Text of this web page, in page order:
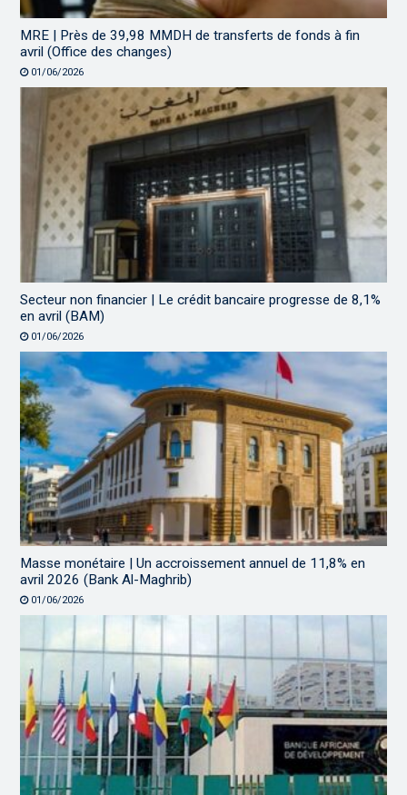
MRE | Près de 39,98 MMDH de transferts de fonds à fin
avril (Office des changes)
01/06/2026
Secteur non financier | Le crédit bancaire progresse de 8,1%
en avril (BAM)
01/06/2026
Masse monétaire | Un accroissement annuel de 11,8% en
avril 2026 (Bank Al-Maghrib)
01/06/2026